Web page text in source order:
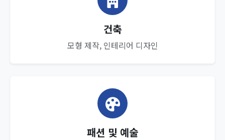
건축
모형 제작, 인테리어 디자인
패션 및 예술